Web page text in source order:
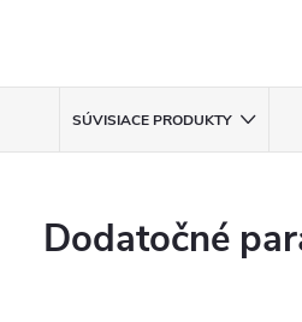
SÚVISIACE PRODUKTY
Dodatočné